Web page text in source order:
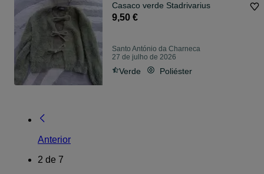
Casaco verde Stadrivarius
9,50 €
Santo António da Charneca
27 de julho de 2026
Verde Poliéster
Anterior
2 de 7